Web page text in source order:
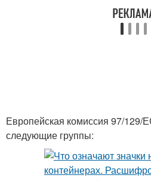
Европейская комиссия 97/129/
следующие группы: